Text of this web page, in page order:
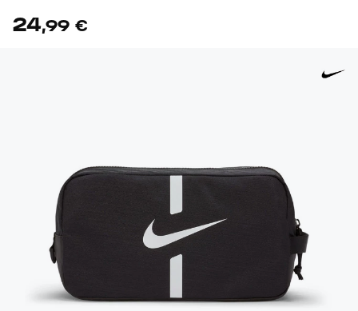
24,99 €